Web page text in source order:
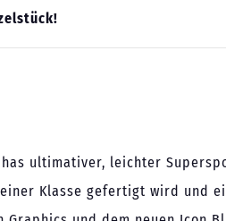
ultimativer, leichter
Klasse gefertigt wird und